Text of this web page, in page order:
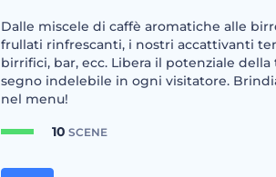
Dalle miscele di caffè aromatiche alle
frullati rinfrescanti, i nostri accattivanti
birrifici, bar, ecc. Libera il potenziale
segno indelebile in ogni visitatore.
nel menu!
10 SCENE